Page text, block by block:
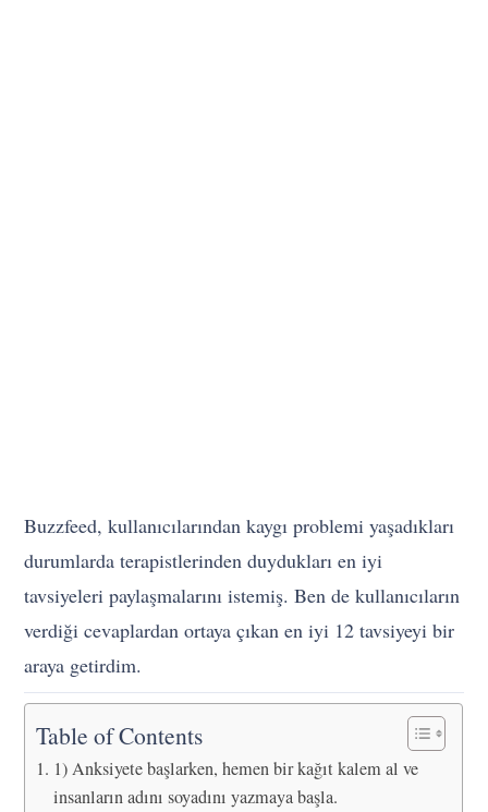
Buzzfeed, kullanıcılarından kaygı problemi yaşadıkları
durumlarda terapistlerinden duydukları en iyi
tavsiyeleri paylaşmalarını istemiş. Ben de kullanıcıların
verdiği cevaplardan ortaya çıkan en iyi 12 tavsiyeyi bir
araya getirdim.
Table of Contents
1) Anksiyete başlarken, hemen bir kağıt kalem al ve
insanların adını soyadını yazmaya başla.